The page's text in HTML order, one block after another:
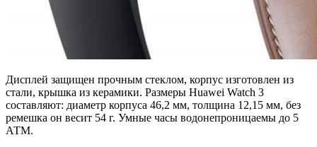
Дисплей защищен прочным стеклом, корпус изготовлен из
стали, крышка из керамики. Размеры Huawei Watch 3
составляют: диаметр корпуса 46,2 мм, толщина 12,15 мм, без
ремешка он весит 54 г. Умные часы водонепроницаемы до 5
АТМ.